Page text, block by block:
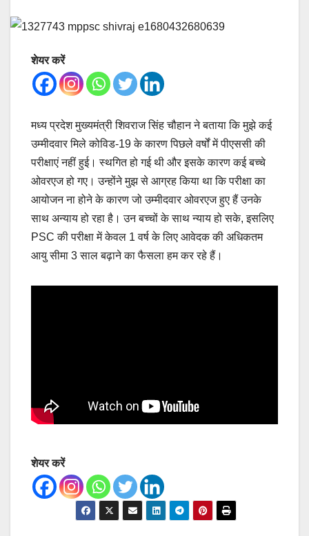
शेयर करें
मध्य प्रदेश मुख्यमंत्री शिवराज सिंह चौहान ने बताया कि मुझे कई
उम्मीदवार मिले कोविड-19 के कारण पिछले वर्षों में पीएससी की
परीक्षाएं नहीं हुई। स्थगित हो गई थी और इसके कारण कई बच्चे
ओवरएज हो गए। उन्होंने मुझ से आग्रह किया था कि परीक्षा का
आयोजन ना होने के कारण जो उम्मीदवार ओवरएज हुए हैं उनके
साथ अन्याय हो रहा है। उन बच्चों के साथ न्याय हो सके, इसलिए
PSC की परीक्षा में केवल 1 वर्ष के लिए आवेदक की अधिकतम
आयु सीमा 3 साल बढ़ाने का फैसला हम कर रहे हैं।
शेयर करें